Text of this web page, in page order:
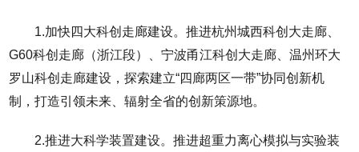
1.加快四大科创走廊建设。推进杭州城西科创大走廊、
G60科创走廊（浙江段）、宁波甬江科创大走廊、温州环大
罗山科创走廊建设，探索建立“四廊两区一带”协同创新机
制，打造引领未来、辐射全省的创新策源地。
2.推进大科学装置建设。推进超重力离心模拟与实验装